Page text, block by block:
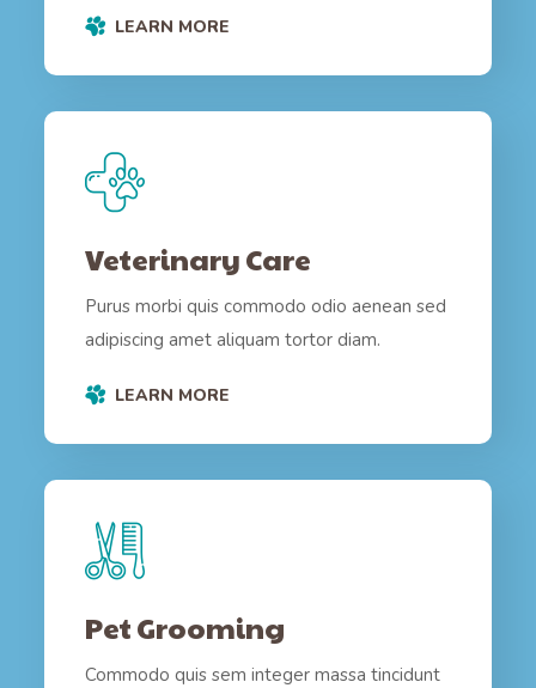
LEARN MORE
Veterinary Care
Purus morbi quis commodo odio aenean sed
adipiscing amet aliquam tortor diam.
LEARN MORE
Pet Grooming
Commodo quis sem integer massa tincidunt